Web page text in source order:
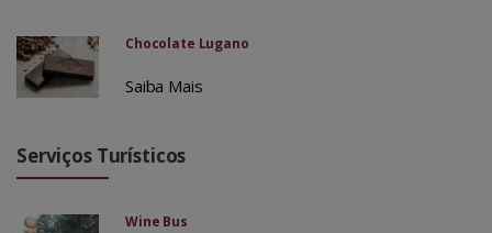
Chocolate Lugano
Saiba Mais
Serviços Turísticos
Wine Bus